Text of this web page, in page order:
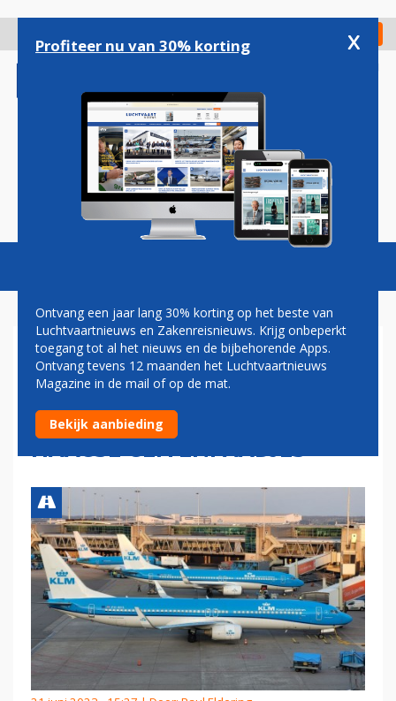
gaan
Check in
Magazine Podcasts Vacatures
HOGER BEROEP SCHIPHOL-
KRIMP: EUROPESE REGELS
LATEN GEEN RUIMTE VOOR
HAAGSE GEITENPAADJES
Profiteer nu van 30% korting x
Ontvang een jaar lang 30% korting op het beste van
Luchtvaartnieuws en Zakenreisnieuws. Krijg onbeperkt
toegang tot al het nieuws en de bijbehorende Apps.
Ontvang tevens 12 maanden het Luchtvaartnieuws
Magazine in de mail of op de mat.
Bekijk aanbieding